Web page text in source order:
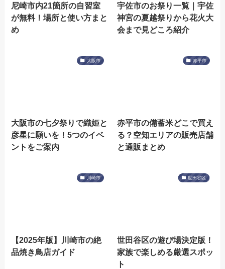
尼崎市内21箇所の自習室
が無料！場所と使い方まと
め
宇佐市のお祭り一覧｜宇佐
神宮の夏越祭りから花火大
会まで見どころ紹介
大阪市
大阪市の七夕祭りで織姫と
彦星に願いを！5つのイベ
ントをご案内
赤平市
赤平市の備蓄米どこで買え
る？空知エリアの販売店舗
と通販まとめ
川崎市
【2025年版】川崎市の絶
品焼き鳥店ガイド
世田谷区
世田谷区の遊び場決定版！
家族で楽しめる厳選スポッ
ト